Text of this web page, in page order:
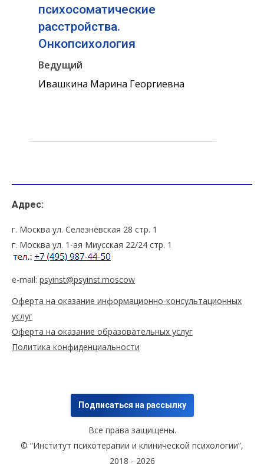
психосоматические
расстройства.
Онкопсихология
Ведущий
Ивашкина Марина Георгиевна
Адрес:
г. Москва ул. Селезнёвская 28 стр. 1
г. Москва ул. 1-ая Миусская 22/24 стр. 1
e-mail: psyinst@psyinst.moscow
Оферта на оказание информационно-консультационных
услуг
Оферта на оказание образовательных услуг
Политика конфиденциальности
Подписаться на рассылку
Все права защищены.
© “Институт психотерапии и клинической психологии”,
2018 - 2026